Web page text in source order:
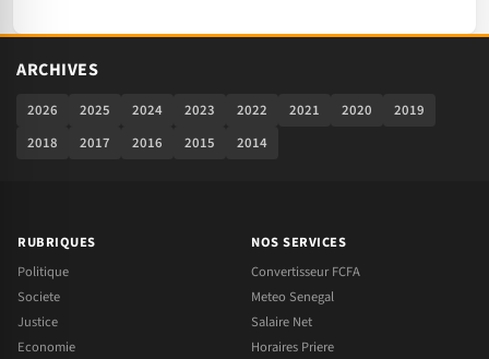
ARCHIVES
2026 2025 2024 2023 2022 2021 2020
2019
2018
2017 2016 2015 2014
RUBRIQUES
Politique
Societe
Justice
Economie
NOS SERVICES
Convertisseur FCFA
Meteo Senegal
Salaire Net
Horaires Priere